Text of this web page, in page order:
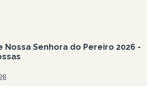
Nossa Senhora do Pereiro 2026 -